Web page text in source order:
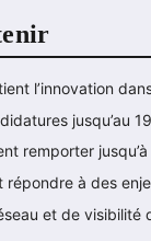
l’innovation
jusqu’au
remporter
répondre à des
et de visibilité